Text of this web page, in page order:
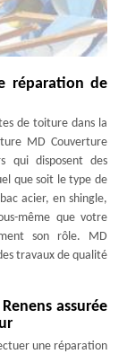
réparation de
de toiture dans la
MD Couverture
qui disposent des
que soit le type de
acier, en shingle,
même que votre
son rôle. MD
travaux de qualité
assurée
une réparation